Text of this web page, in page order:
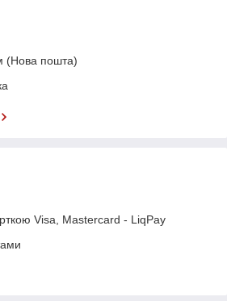
(Нова пошта)
Visa, Mastercard - LiqPay